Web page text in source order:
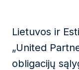
Lietuvos ir
„United
obligacijų